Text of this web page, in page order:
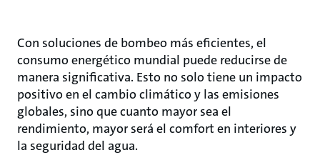
Con soluciones de bombeo más eficientes, el
consumo energético mundial puede reducirse de
manera significativa. Esto no solo tiene un impacto
positivo en el cambio climático y las emisiones
globales, sino que cuanto mayor sea el
rendimiento, mayor será el comfort en interiores y
la seguridad del agua.